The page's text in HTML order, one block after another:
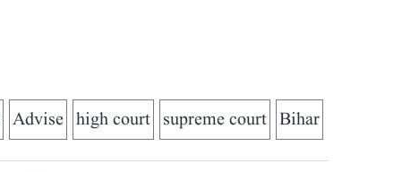
Bihar
supreme court
high court
Advise